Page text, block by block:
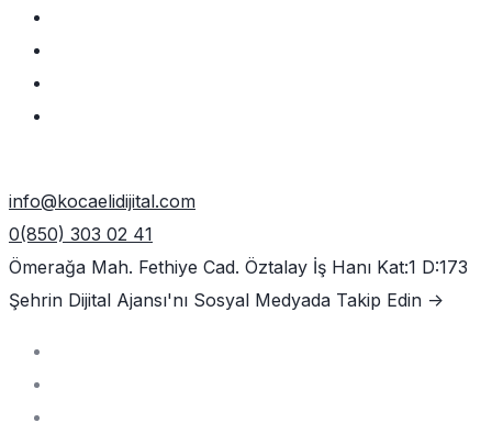
info@kocaelidijital.com
0(850) 303 02 41
Ömerağa Mah. Fethiye Cad. Öztalay İş Hanı Kat:1 D:173
Şehrin Dijital Ajansı'nı Sosyal Medyada Takip Edin ->